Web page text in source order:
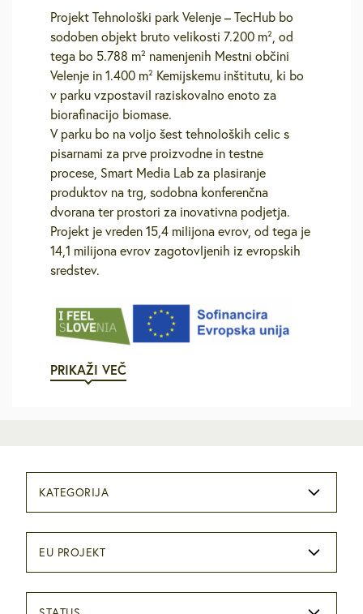
Projekt Tehnološki park Velenje – TecHub bo
sodoben objekt bruto velikosti 7.200 m², od
tega bo 5.788 m² namenjenih Mestni občini
Velenje in 1.400 m² Kemijskemu inštitutu, ki bo
v parku vzpostavil raziskovalno enoto za
biorafinacijo biomase.
V parku bo na voljo šest tehnoloških celic s
pisarnami za prve proizvodne in testne
procese, Smart Media Lab za plasiranje
produktov na trg, sodobna konferenčna
dvorana ter prostori za inovativna podjetja.
Projekt je vreden 15,4 milijona evrov, od tega je
14,1 milijona evrov zagotovljenih iz evropskih
sredstev.
PRIKAŽI VEČ
KATEGORIJA
EU PROJEKT